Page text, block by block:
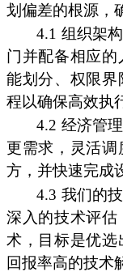
划偏差的根源，
4.1 组织架
门并配备相应
能划分、权限
程以确保高效执
4.2 经济管
更需求，灵活
方，并快速完成
4.3 我们的
深入的技术评估
术，目标是优选
回报率高的技术